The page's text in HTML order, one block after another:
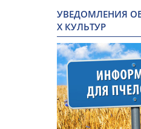
УВЕДОМЛЕНИЯ
Х КУЛЬТУР